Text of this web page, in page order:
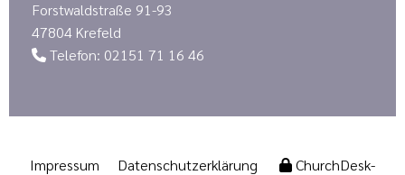
Forstwaldstraße 91-93
47804 Krefeld
 Telefon: 02151 71 16 46
Impressum Datenschutzerklärung ChurchDesk-